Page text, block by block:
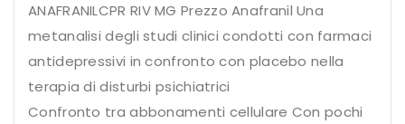
ANAFRANILCPR RIV MG Prezzo Anafranil Una
metanalisi degli studi clinici condotti con farmaci
antidepressivi in confronto con placebo nella
terapia di disturbi psichiatrici
Confronto tra abbonamenti cellulare Con pochi